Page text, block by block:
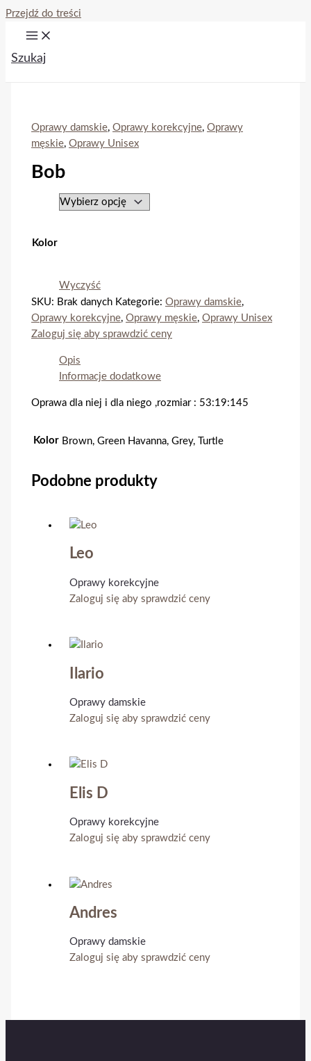
Przejdź do treści
Szukaj
Oprawy damskie,Oprawy korekcyjne,Oprawy
męskie,Oprawy Unisex
Bob
Kolor
Wyczyść
SKU: Brak danych Kategorie:Oprawy damskie,
Oprawy korekcyjne,Oprawy męskie,Oprawy Unisex
Zaloguj się aby sprawdzić ceny
Opis
Informacje dodatkowe
Oprawa dla niej i dla niego ,rozmiar : 53:19:145
Kolor Brown, Green Havanna, Grey, Turtle
Podobne produkty
Leo
Oprawy korekcyjne
Zaloguj się aby sprawdzić ceny
Ilario
Oprawy damskie
Zaloguj się aby sprawdzić ceny
Elis D
Oprawy korekcyjne
Zaloguj się aby sprawdzić ceny
Andres
Oprawy damskie
Zaloguj się aby sprawdzić ceny